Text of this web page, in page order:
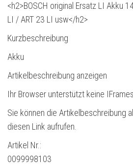
<h2>BOSCH original Ersatz LI Akku
LI / ART 23 LI usw</h2>
Kurzbeschreibung
Akku
Artikelbeschreibung anzeigen
Ihr Browser unterstützt keine
Sie können die Artikelbeschreibung
diesen Link aufrufen.
Artikel Nr.:
0099998103